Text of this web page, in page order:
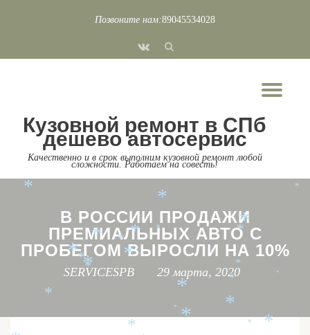
Позвоните нам:89045534028
fa-
Кузовной ремонт в СПб
дешево автосервис
Качественно и в срок выполним кузовной ремонт любой
сложности. Работаем на совесть!
В РОССИИ ПРОДАЖИ
ПРЕМИАЛЬНЫХ АВТО С
ПРОБЕГОМ ВЫРОСЛИ НА 10%
SERVICESPB 29 марта, 2020
*
*
*
*
*
*
*
*
*
*
*
*
*
*
*
*
*
*
*
*
*
*
*
*
**
*
*
*
*
*
*
*
*
*
*
*
*